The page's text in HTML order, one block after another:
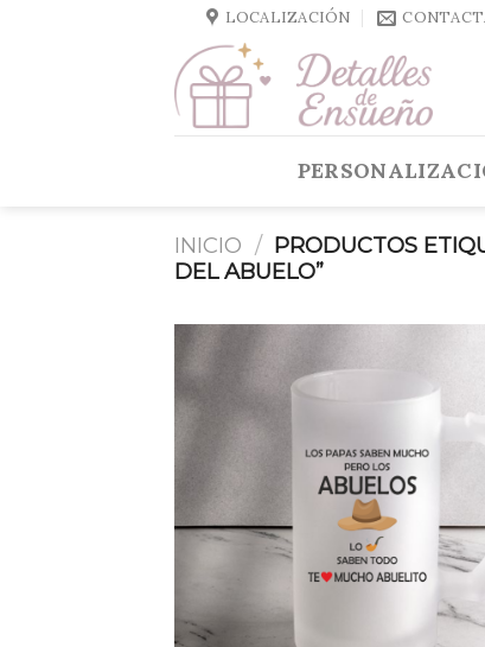
LOCALIZACIÓN
INICIO / PRODUCTOS
DEL ABUELO”